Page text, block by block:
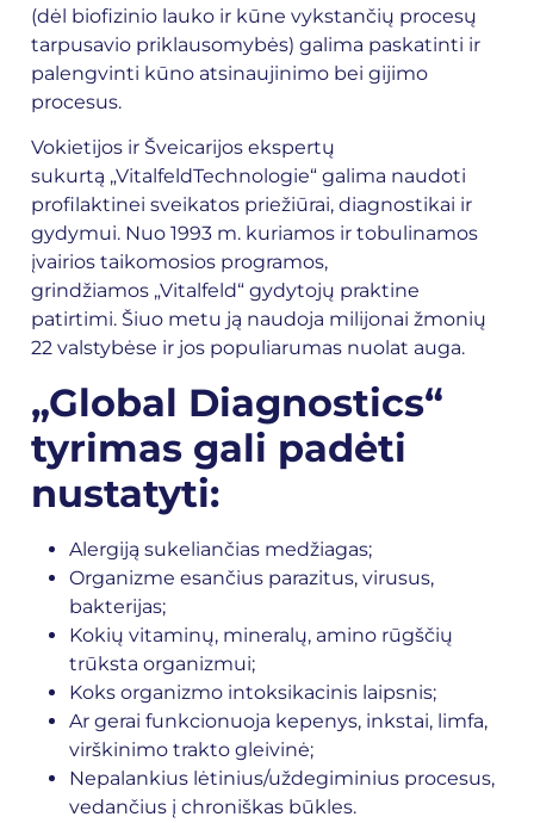
(dėl biofizinio lauko ir kūne vykstančių procesų
tarpusavio priklausomybės) galima paskatinti ir
palengvinti kūno atsinaujinimo bei gijimo
procesus.
Vokietijos ir Šveicarijos ekspertų
sukurtą „VitalfeldTechnologie“ galima naudoti
profilaktinei sveikatos priežiūrai, diagnostikai ir
gydymui. Nuo 1993 m. kuriamos ir tobulinamos
įvairios taikomosios programos,
grindžiamos „Vitalfeld“ gydytojų praktine
patirtimi. Šiuo metu ją naudoja milijonai žmonių
22 valstybėse ir jos populiarumas nuolat auga.
„Global Diagnostics“
tyrimas gali padėti
nustatyti:
Alergiją sukeliančias medžiagas;
Organizme esančius parazitus, virusus,
bakterijas;
Kokių vitaminų, mineralų, amino rūgščių
trūksta organizmui;
Koks organizmo intoksikacinis laipsnis;
Ar gerai funkcionuoja kepenys, inkstai, limfa,
virškinimo trakto gleivinė;
Nepalankius lėtinius/uždegiminius procesus,
vedančius į chroniškas būkles.